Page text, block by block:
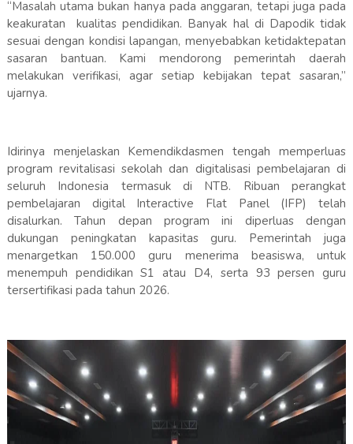
“Masalah utama bukan hanya pada anggaran, tetapi juga pada
keakuratan kualitas pendidikan. Banyak hal di Dapodik tidak
sesuai dengan kondisi lapangan, menyebabkan ketidaktepatan
sasaran bantuan. Kami mendorong pemerintah daerah
melakukan verifikasi, agar setiap kebijakan tepat sasaran,”
ujarnya.
Idirinya menjelaskan Kemendikdasmen tengah memperluas
program revitalisasi sekolah dan digitalisasi pembelajaran di
seluruh Indonesia termasuk di NTB. Ribuan perangkat
pembelajaran digital Interactive Flat Panel (IFP) telah
disalurkan. Tahun depan program ini diperluas dengan
dukungan peningkatan kapasitas guru. Pemerintah juga
menargetkan 150.000 guru menerima beasiswa, untuk
menempuh pendidikan S1 atau D4, serta 93 persen guru
tersertifikasi pada tahun 2026.